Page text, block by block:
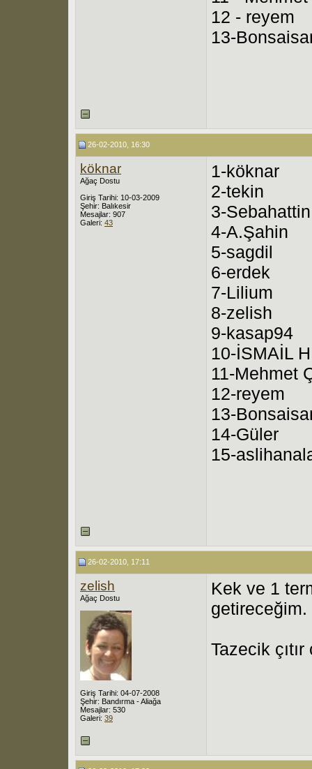
12 - reyem
13-
26-02-2010, 16:30
köknar
Ağaç Dostu
Giriş Tarihi: 10-03-2009
Şehir: Balıkesir
Mesajlar: 907
Galeri: 43
1-köknar
2-tekin
3-
4-A.Şahin
5-sagdil
6-erdek
7-Lilium
8-zelish
9-kasap94
10-İSMAİL
11-Mehmet
12-reyem
13-
14-Güler
15-
26-02-2010, 17:11
zelish
Ağaç Dostu
Giriş Tarihi: 04-07-2008
Şehir: Bandırma - Aliağa
Mesajlar: 530
Galeri: 39
Kek ve 1
getireceğim.
Tazecik çıtır